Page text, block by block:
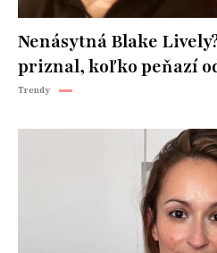
Nenásytná Blake
priznal, koľko peňazí
Trendy